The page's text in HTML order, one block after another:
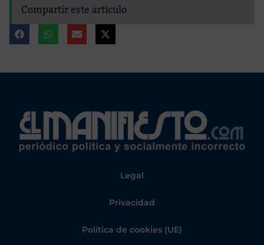
Compartir este artículo
Legal
Privacidad
Política de cookies (UE)